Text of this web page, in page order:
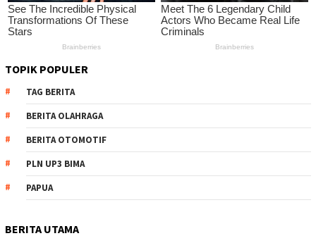
TOPIK POPULER
TAG BERITA
BERITA OLAHRAGA
BERITA OTOMOTIF
PLN UP3 BIMA
PAPUA
BERITA UTAMA